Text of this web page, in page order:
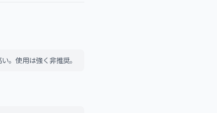
。使用は強く非推奨。